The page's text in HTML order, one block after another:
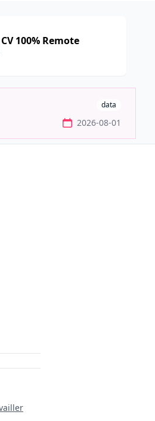
100% Remote
data
2026-08-01